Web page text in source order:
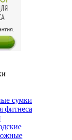
сумки
фитнеса